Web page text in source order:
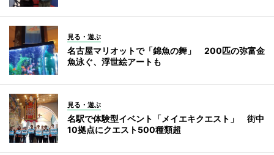
見る・遊ぶ
名古屋マリオットで「錦魚の舞」 200匹の弥富金
魚泳ぐ、浮世絵アートも
見る・遊ぶ
名駅で体験型イベント「メイエキクエスト」 街中
10拠点にクエスト500種類超